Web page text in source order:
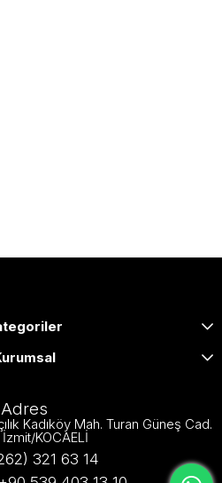
Adres
Kadıköy Mah. Turan Güneş Cad.
İzmit/KOCAELİ
321 63 14